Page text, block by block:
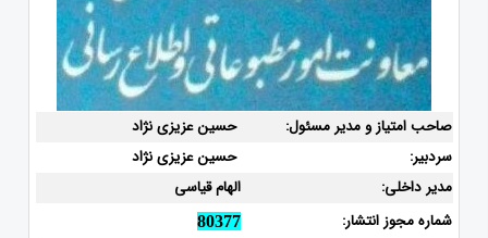
صاحب امتیاز و مدیر مسئول:
حسین عزیزی نژاد
سردبیر:
حسین عزیزی نژاد
مدیر داخلی:
الهام قیاسی
شماره مجوز انتشار:
80377